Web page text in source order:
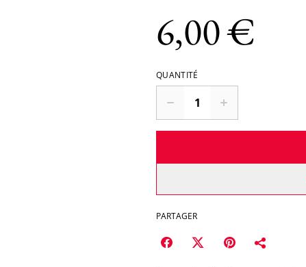
6,00 €
QUANTITÉ
PARTAGER